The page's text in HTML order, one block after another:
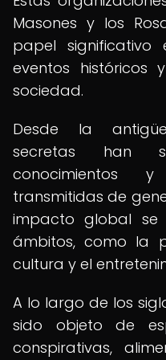
Masones y los
papel
eventos históricos
sociedad.
Desde la
secretas han
conocimientos
transmitidas de
impacto global se
ámbitos, como la
cultura y el
A lo largo de los
sido objeto de
conspirativas,